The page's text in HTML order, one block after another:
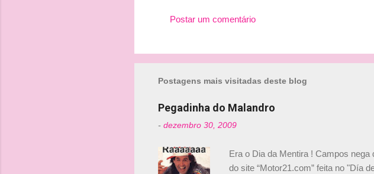
Postar um comentário
Postagens mais visitadas deste blog
Pegadinha do Malandro
- dezembro 30, 2009
Era o Dia da Mentira ! Campos
do site “Motor21.com” feita no "Día